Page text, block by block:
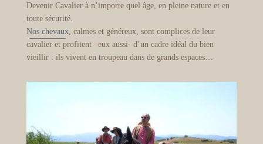
Devenir Cavalier à n’importe quel âge, en pleine nature et en
toute sécurité.
Nos chevaux, calmes et généreux, sont complices de leur
cavalier et profitent –eux aussi- d’un cadre idéal du bien
vieillir : ils vivent en troupeau dans de grands espaces…